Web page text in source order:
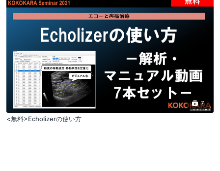
7
<無料>Echolizerの使い方